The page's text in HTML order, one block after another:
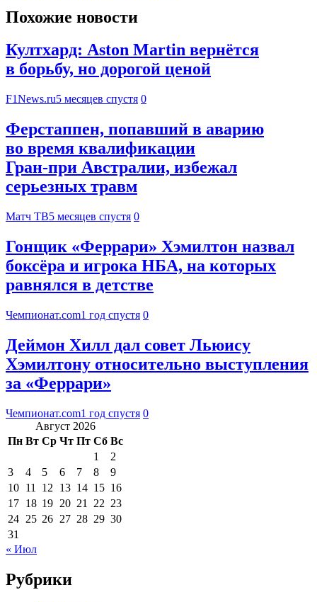
Похожие новости
Култхард: Aston Martin вернётся
в борьбу, но дорогой ценой
F1News.ru5 месяцев спустя 0
Ферстаппен, попавший в аварию
во время квалификации
Гран‑при Австралии, избежал
серьезных травм
Матч ТВ5 месяцев спустя 0
Гонщик «Феррари» Хэмилтон назвал
боксёра и игрока НБА, на которых
равнялся в детстве
Чемпионат.com1 год спустя 0
Деймон Хилл дал совет Льюису
Хэмилтону относительно выступления
за «Феррари»
Чемпионат.com1 год спустя 0
Август 2026
Пн Вт Ср Чт Пт Сб Вс
1
2
3
4 5 6 7 8
9
10 11 12 13 14 15 16
17 18 19 20 21 22 23
24 25 26 27 28 29 30
31
« Июл
Рубрики